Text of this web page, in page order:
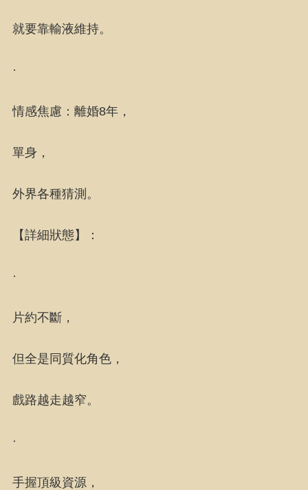
就要靠輸液維持。
·
情感焦慮：離婚8年，
單身，
外界各種猜測。
【詳細狀態】：
·
片約不斷，
但全是同質化角色，
戲路越走越窄。
·
手握頂級資源，